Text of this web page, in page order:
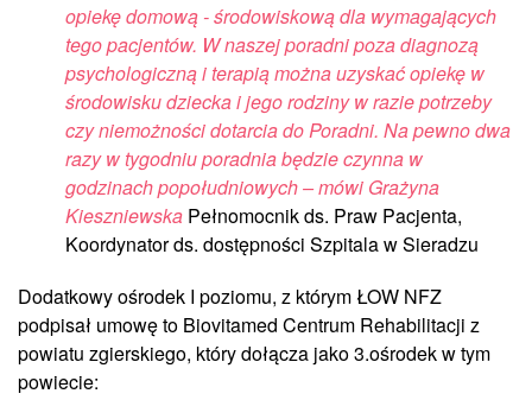
opiekę domową - środowiskową dla wymagających
tego pacjentów. W naszej poradni poza diagnozą
psychologiczną i terapią można uzyskać opiekę w
środowisku dziecka i jego rodziny w razie potrzeby
czy niemożności dotarcia do Poradni. Na pewno dwa
razy w tygodniu poradnia będzie czynna w
godzinach popołudniowych – mówi Grażyna
Kieszniewska Pełnomocnik ds. Praw Pacjenta,
Koordynator ds. dostępności Szpitala w Sieradzu
Dodatkowy ośrodek I poziomu, z którym ŁOW NFZ
podpisał umowę to Biovitamed Centrum Rehabilitacji z
powiatu zgierskiego, który dołącza jako 3.ośrodek w tym
powiecie: